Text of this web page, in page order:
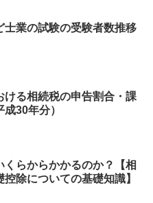
士業の試験の受験者数推移
ける相続税の申告割合・課
30年分）
くらからかかるのか？【相
控除についての基礎知識】